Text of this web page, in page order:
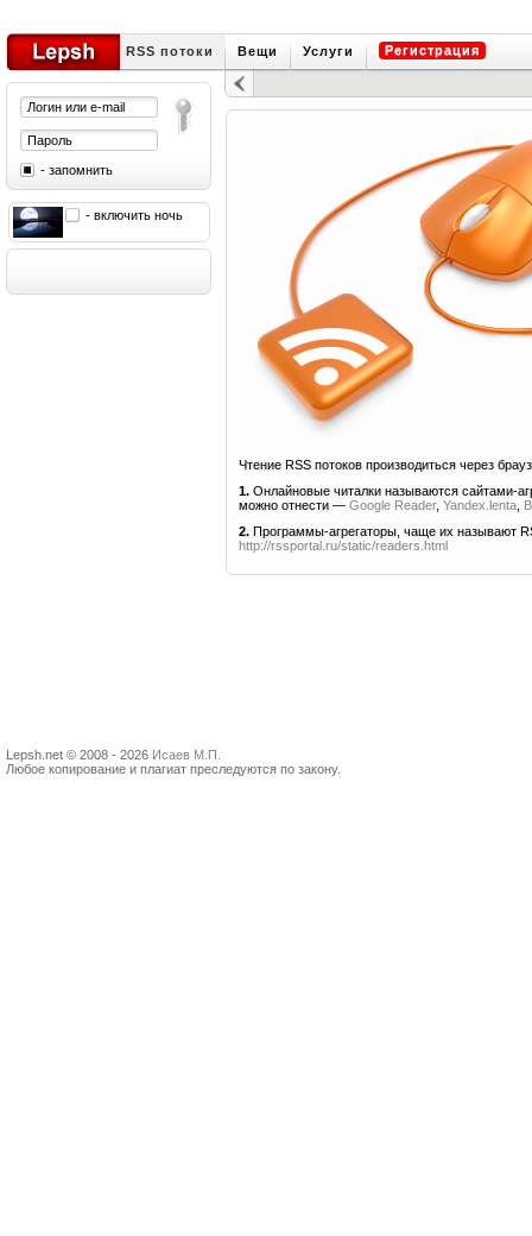
RSS потоки Вещи Услуги Регистрация
Чтение RSS потоков производиться через
1. Онлайновые читалки называются сайтами-
можно отнести — Google Reader, Yandex.lenta
2. Программы-агрегаторы, чаще их называют
http://rssportal.ru/static/readers.html
- запомнить
- включить ночь
Lepsh.net © 2008 - 2026 Исаев М.П.
Любое копирование и плагиат преследуются по закону.